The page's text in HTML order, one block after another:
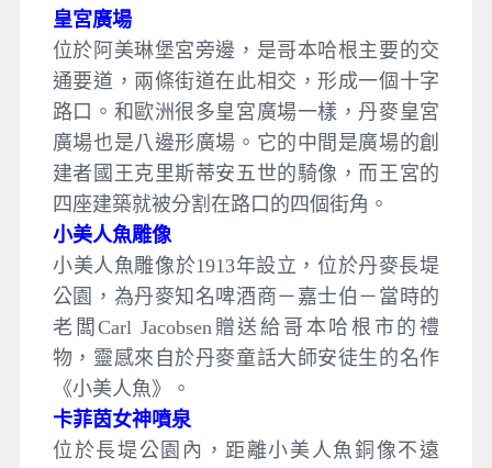
皇宮廣場
位於阿美琳堡宮旁邊，是哥本哈根主要的交
通要道，兩條街道在此相交，形成一個十字
路口。和歐洲很多皇宮廣場一樣，丹麥皇宮
廣場也是八邊形廣場。它的中間是廣場的創
建者國王克里斯蒂安五世的騎像，而王宮的
四座建築就被分割在路口的四個街角。
小美人魚雕像
小美人魚雕像於1913年設立，位於丹麥長堤
公園，為丹麥知名啤酒商－嘉士伯－當時的
老闆Carl Jacobsen贈送給哥本哈根市的禮
物，靈感來自於丹麥童話大師安徒生的名作
《小美人魚》。
卡菲茵女神噴泉
位於長堤公園內，距離小美人魚銅像不遠